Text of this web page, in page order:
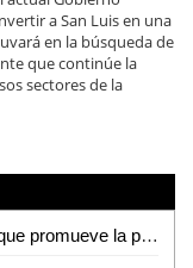
a San Luis en una
en la búsqueda de
que continúe la
sectores de la
Dante Salomo: El rescatista mexicano que promueve la prevención de accidentes